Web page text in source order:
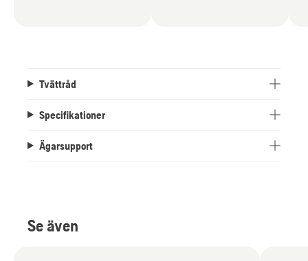
Tvättråd
Specifikationer
Ägarsupport
Se även